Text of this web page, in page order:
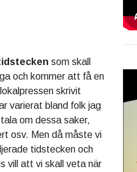
som skall
och kommer att få en
skrivit
varierat bland folk jag
om dessa saker,
osv. Men då måste vi
tidstecken och
vill att vi skall veta när